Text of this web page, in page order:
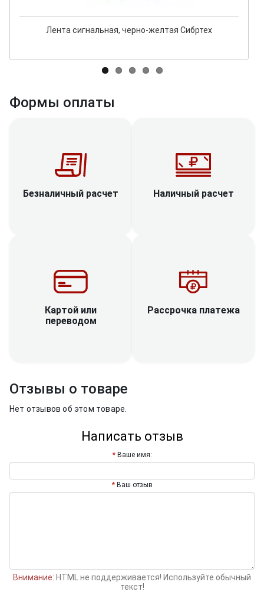
Лента сигнальная, черно-желтая Сибртех
Формы оплаты
Безналичный расчет Наличный расчет
Картой или
переводом
Рассрочка платежа
Отзывы о товаре
Нет отзывов об этом товаре.
Написать отзыв
Ваше имя:
Ваш отзыв
Внимание: HTML не поддерживается! Используйте обычный
текст!